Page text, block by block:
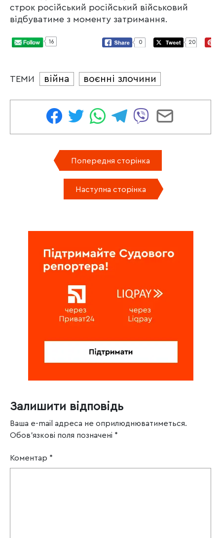
строк російський російський військовий
відбуватиме з моменту затримання.
16 0 20
ТЕМИ війна воєнні злочини
Попередня сторінка
Наступна сторінка
Залишити відповідь
Ваша e-mail адреса не оприлюднюватиметься.
Обов’язкові поля позначені *
Коментар *